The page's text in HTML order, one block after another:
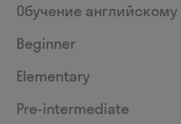
Обучение английскому
Beginner
Elementary
Pre-intermediate